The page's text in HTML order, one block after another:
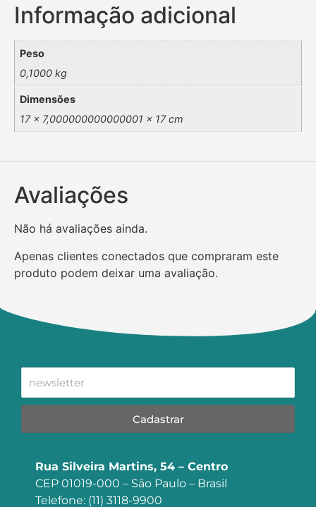
Informação adicional
Peso
0,1000 kg
Dimensões
17 × 7,000000000000001 × 17 cm
Avaliações
Não há avaliações ainda.
Apenas clientes conectados que compraram este
produto podem deixar uma avaliação.
Cadastrar
Rua Silveira Martins, 54 – Centro
CEP 01019-000 – São Paulo – Brasil
Telefone: (11) 3118-9900